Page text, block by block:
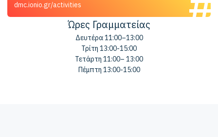
dmc.ionio.gr/activities
Ώρες Γραμματείας
Δευτέρα 11:00–13:00
Τρίτη 13:00-15:00
Τετάρτη 11:00– 13:00
Πέμπτη 13:00-15:00